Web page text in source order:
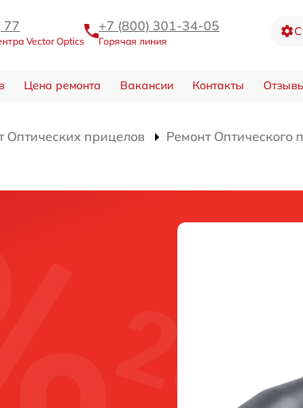
77
Vector Optics
+7 (800) 301-34-05
Горячая линия
Цена ремонта Вакансии Контакты
Оптических прицелов
Ремонт Оптического